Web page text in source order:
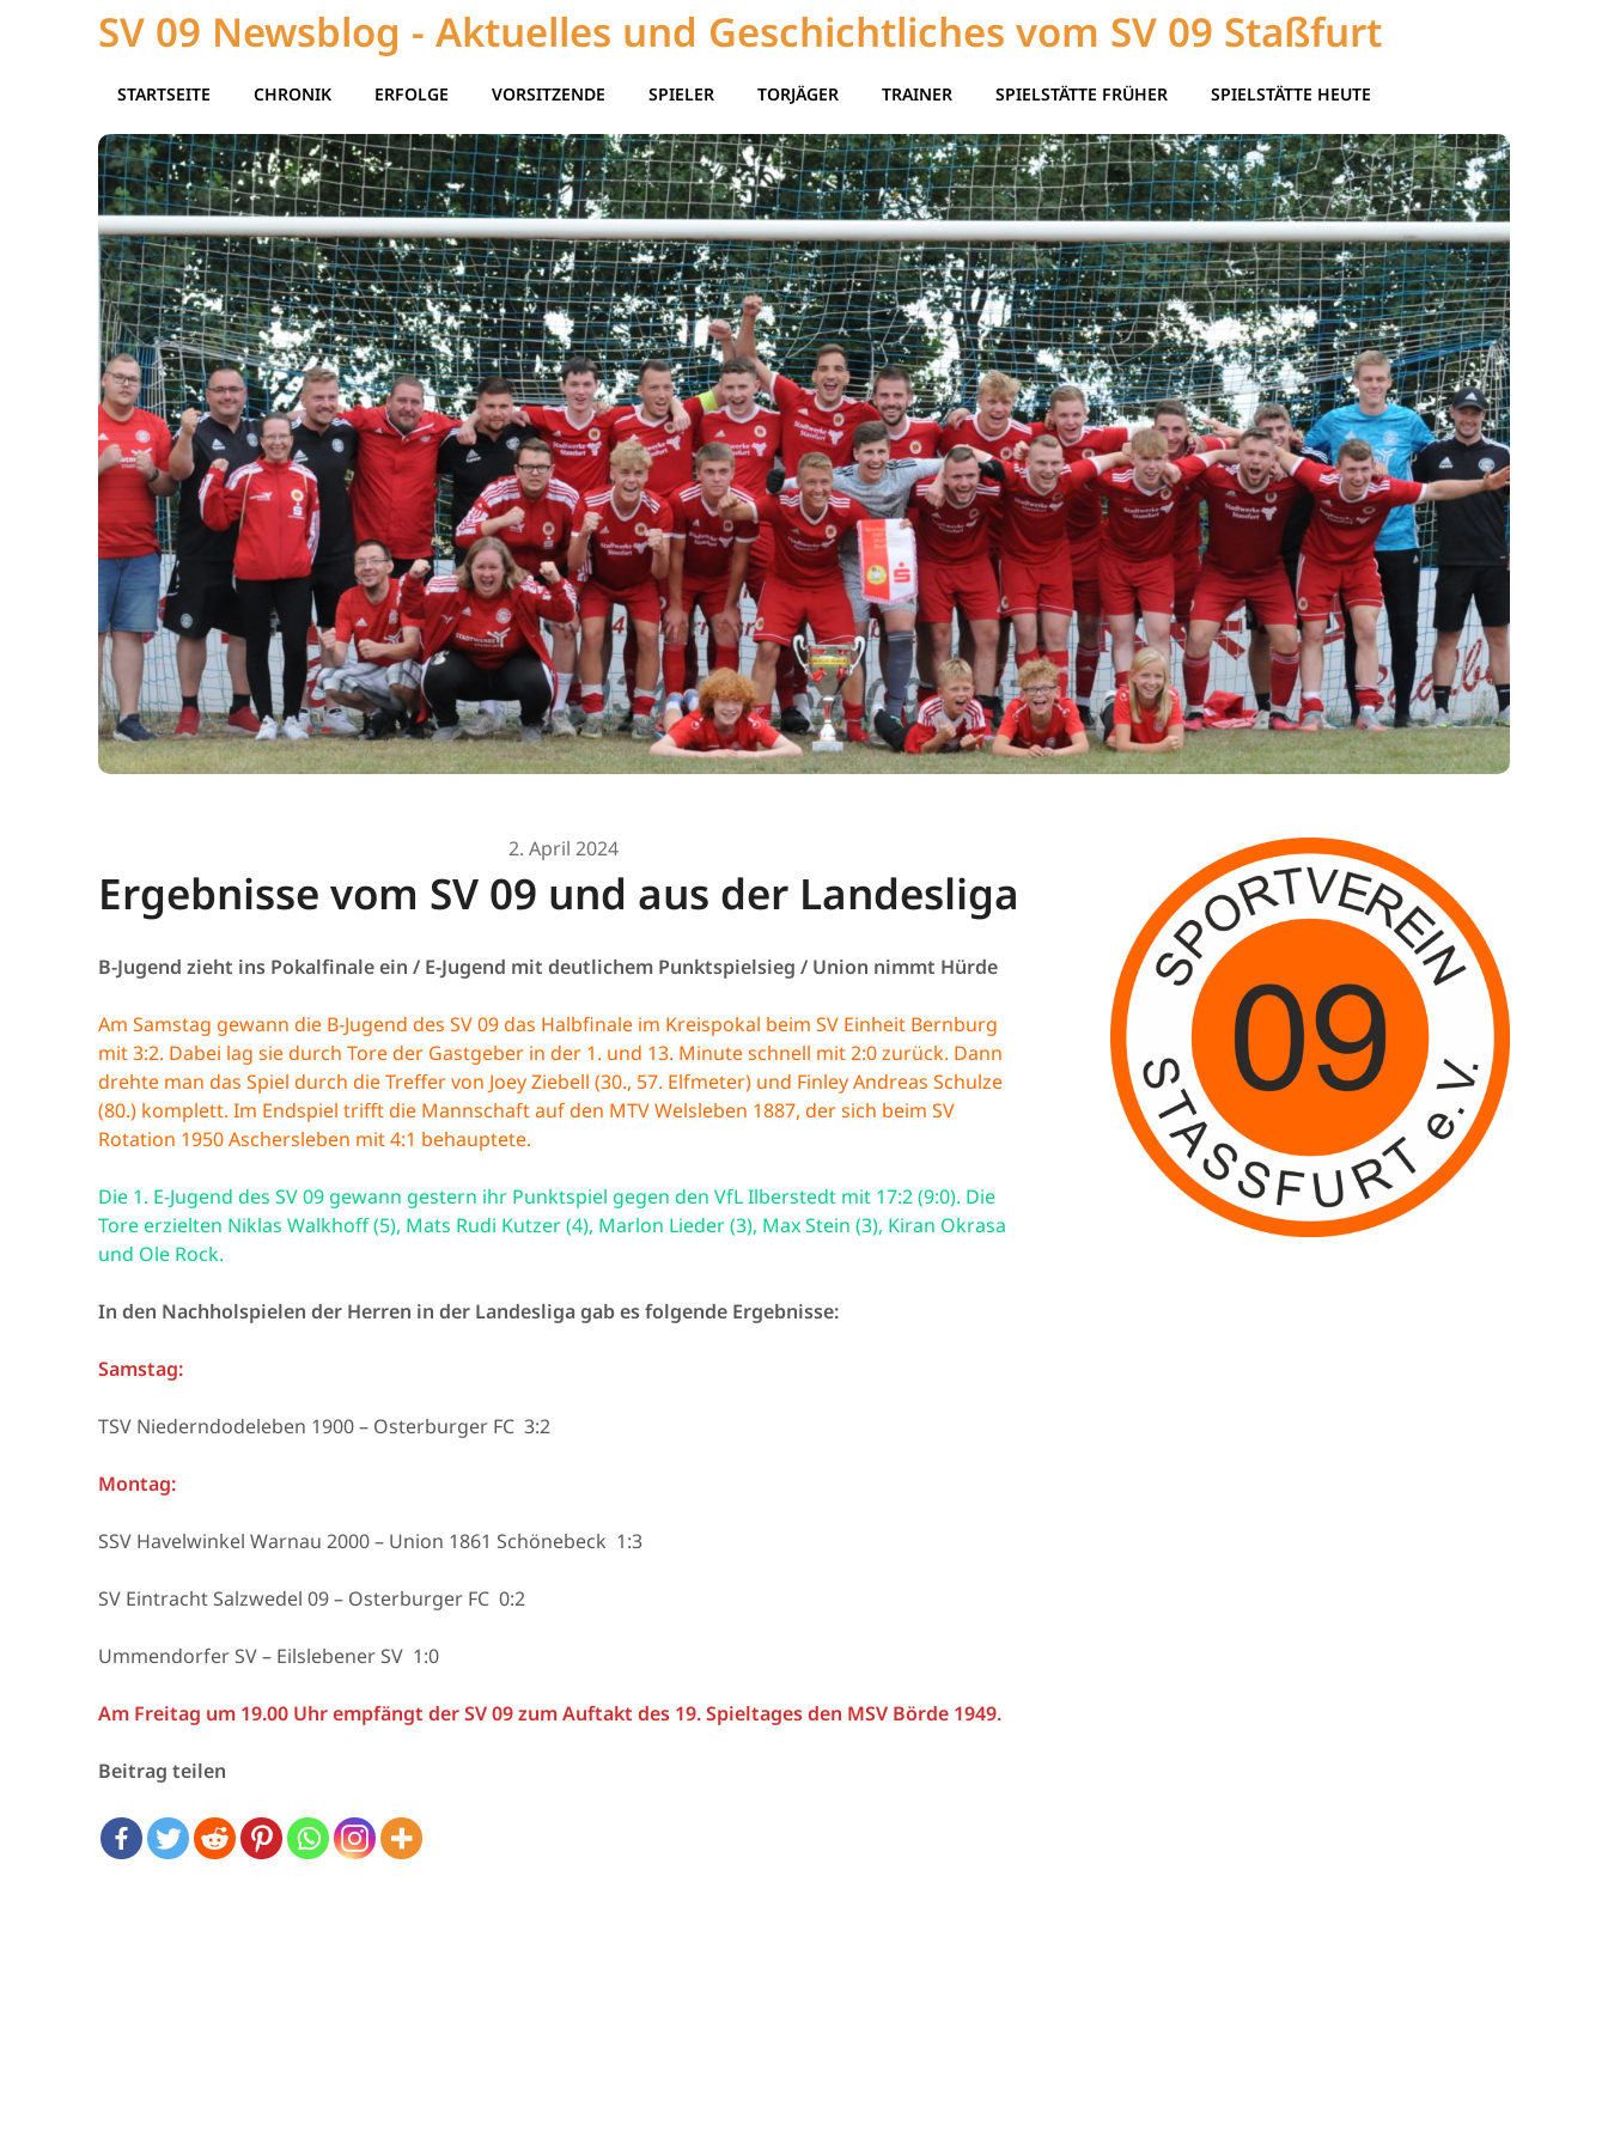
SV 09 Newsblog - Aktuelles und Geschichtliches vom SV 09 Staßfurt
STARTSEITE CHRONIK ERFOLGE VORSITZENDE SPIELER TORJÄGER TRAINER SPIELSTÄTTE FRÜHER SPIELSTÄTTE HEUTE
2. April 2024
Ergebnisse vom SV 09 und aus der Landesliga
B-Jugend zieht ins Pokalfinale ein / E-Jugend mit deutlichem Punktspielsieg / Union nimmt Hürde
Am Samstag gewann die B-Jugend des SV 09 das Halbfinale im Kreispokal beim SV Einheit Bernburg
mit 3:2. Dabei lag sie durch Tore der Gastgeber in der 1. und 13. Minute schnell mit 2:0 zurück. Dann
drehte man das Spiel durch die Treffer von Joey Ziebell (30., 57. Elfmeter) und Finley Andreas Schulze
(80.) komplett. Im Endspiel trifft die Mannschaft auf den MTV Welsleben 1887, der sich beim SV
Rotation 1950 Aschersleben mit 4:1 behauptete.
Die 1. E-Jugend des SV 09 gewann gestern ihr Punktspiel gegen den VfL Ilberstedt mit 17:2 (9:0). Die
Tore erzielten Niklas Walkhoff (5), Mats Rudi Kutzer (4), Marlon Lieder (3), Max Stein (3), Kiran Okrasa
und Ole Rock.
In den Nachholspielen der Herren in der Landesliga gab es folgende Ergebnisse:
Samstag:
TSV Niederndodeleben 1900 – Osterburger FC 3:2
Montag:
SSV Havelwinkel Warnau 2000 – Union 1861 Schönebeck 1:3
SV Eintracht Salzwedel 09 – Osterburger FC 0:2
Ummendorfer SV – Eilslebener SV 1:0
Am Freitag um 19.00 Uhr empfängt der SV 09 zum Auftakt des 19. Spieltages den MSV Börde 1949.
Beitrag teilen